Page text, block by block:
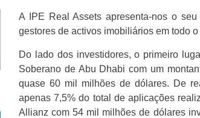
A IPE Real Assets apresenta-nos o
gestores de activos imobiliários em todo o
Do lado dos investidores, o primeiro
Soberano de Abu Dhabi com um
quase 60 mil milhões de dólares. De
apenas 7,5% do total de aplicações
Allianz com 54 mil milhões de dólares